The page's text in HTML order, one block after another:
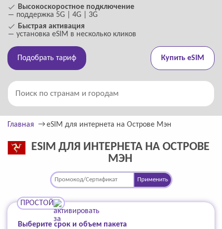
Высокоскоростное подключение
― поддержка 5G | 4G | 3G
Быстрая активация
― установка eSIM в несколько кликов
Подобрать тариф Купить eSIM
Главная eSIM для интернета на Острове Мэн
ESIM ДЛЯ ИНТЕРНЕТА НА ОСТРОВЕ
МЭН
Применить
ПРОСТОЙ
Выберите срок и объем пакета